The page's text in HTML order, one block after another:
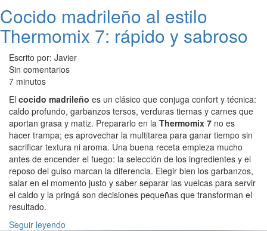
Cocido madrileño al estilo
Thermomix 7: rápido y sabroso
Escrito por: Javier
Sin comentarios
7 minutos
El cocido madrileño es un clásico que conjuga confort y técnica:
caldo profundo, garbanzos tersos, verduras tiernas y carnes que
aportan grasa y matiz. Prepararlo en la Thermomix 7 no es
hacer trampa; es aprovechar la multitarea para ganar tiempo sin
sacrificar textura ni aroma. Una buena receta empieza mucho
antes de encender el fuego: la selección de los ingredientes y el
reposo del guiso marcan la diferencia. Elegir bien los garbanzos,
salar en el momento justo y saber separar las vuelcas para servir
el caldo y la pringá son decisiones pequeñas que transforman el
resultado.
Seguir leyendo